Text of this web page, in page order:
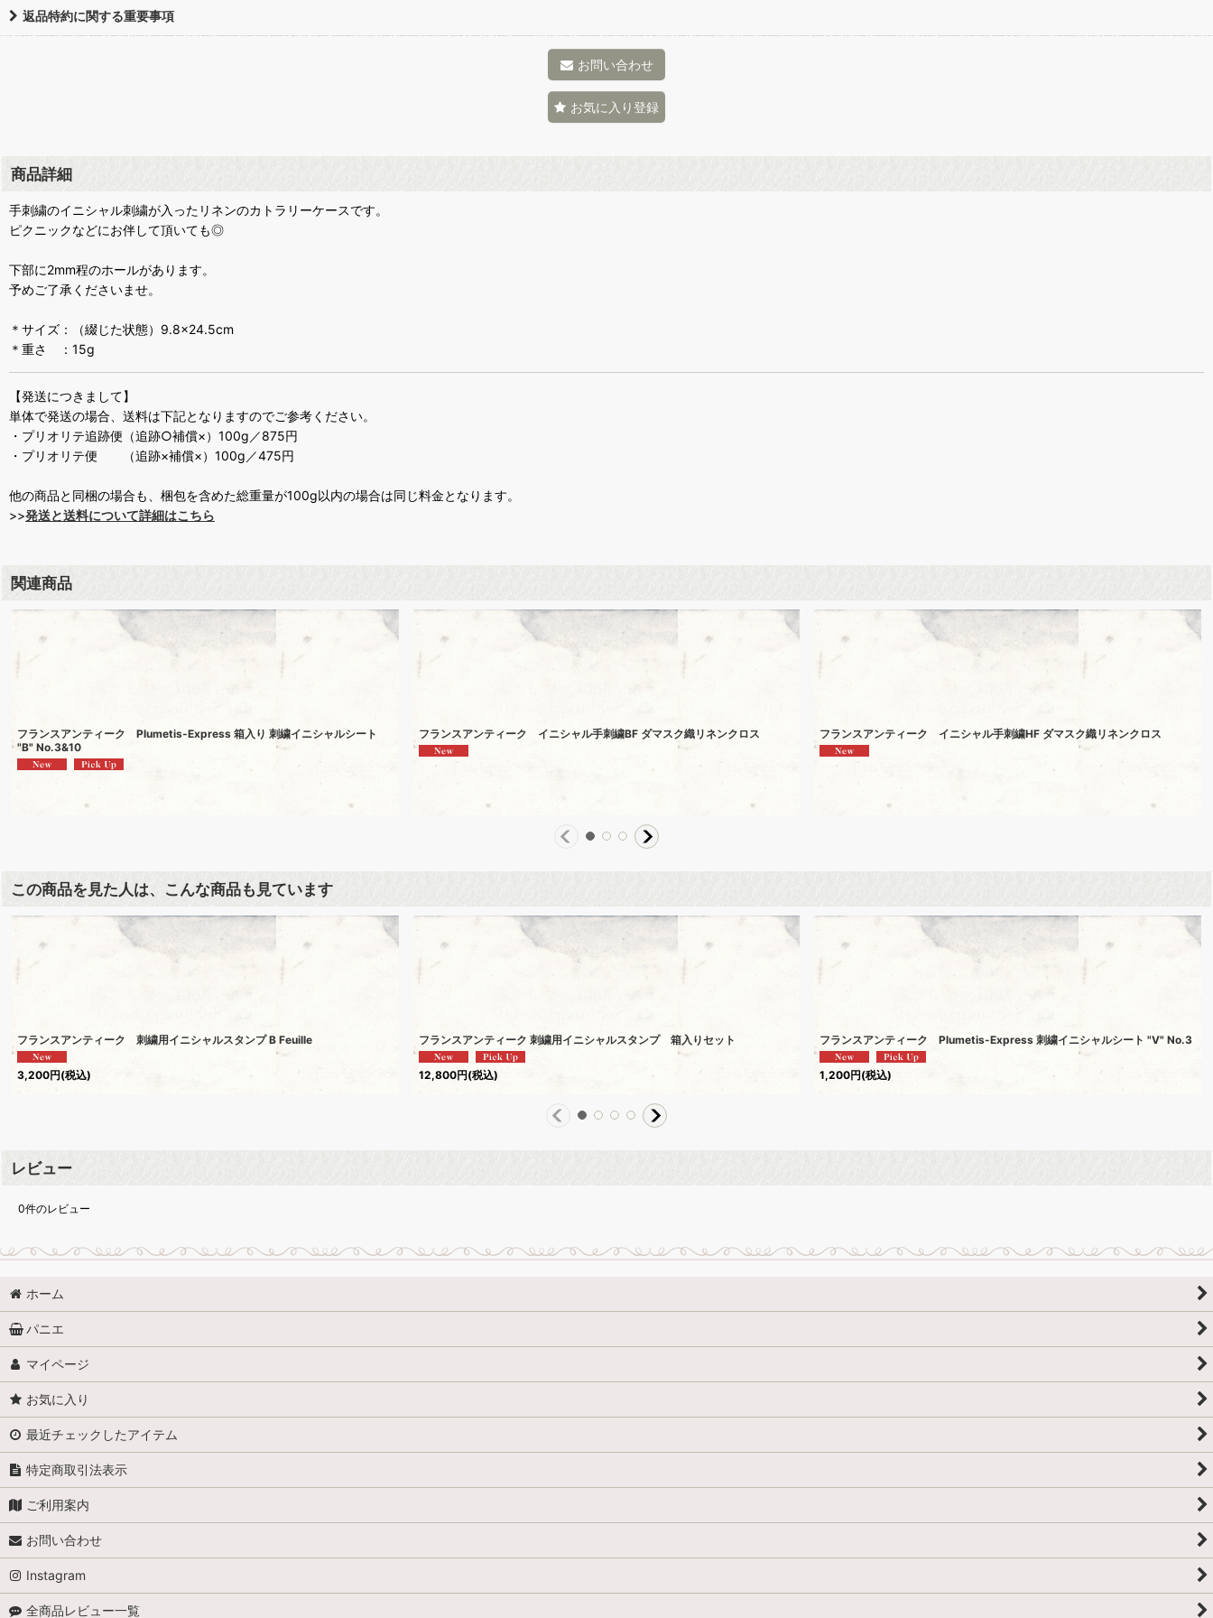
返品特約に関する重要事項
お問い合わせ
お気に入り登録
商品詳細
手刺繍のイニシャル刺繍が入ったリネンのカトラリーケースです。
ピクニックなどにお伴して頂いても◎
下部に2mm程のホールがあります。
予めご了承くださいませ。
＊サイズ：（綴じた状態）9.8×24.5cm
＊重さ ：15g
【発送につきまして】
単体で発送の場合、送料は下記となりますのでご参考ください。
・プリオリテ追跡便（追跡○補償×）100g／875円
・プリオリテ便 （追跡×補償×）100g／475円
他の商品と同梱の場合も、梱包を含めた総重量が100g以内の場合は同じ料金となります。
>>発送と送料について詳細はこちら
関連商品
フランスアンティーク Plumetis-Express 箱入り 刺繍イニシャルシート
"B" No.3&10
フランスアンティーク イニシャル手刺繍BF ダマスク織リネンクロス フランスアンティーク イニシャル手刺繍HF ダマスク織リネンクロス
この商品を見た人は、こんな商品も見ています
フランスアンティーク 刺繍用イニシャルスタンプ B Feuille
3,200円(税込)
フランスアンティーク 刺繍用イニシャルスタンプ 箱入りセット
12,800円(税込)
フランスアンティーク Plumetis-Express 刺繍イニシャルシート "V" No.3
1,200円(税込)
レビュー
0件のレビュー
ホーム
パニエ
マイページ
お気に入り
最近チェックしたアイテム
特定商取引法表示
ご利用案内
お問い合わせ
Instagram
全商品レビュー一覧